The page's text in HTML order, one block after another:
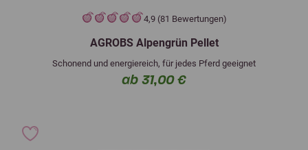
4,9 (81 Bewertungen)
AGROBS Alpengrün Pellet
Schonend und energiereich, für jedes Pferd geeignet
ab 31,00 €